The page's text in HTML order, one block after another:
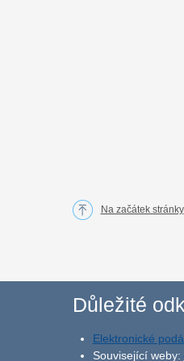
Na začátek stránky
Důležité
Elektronické
Související weby: